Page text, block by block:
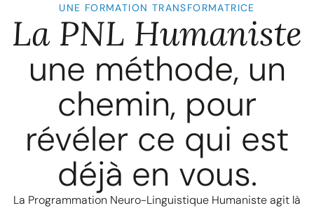
UNE FORMATION TRANSFORMATRICE
La PNL Humaniste
une méthode, un
chemin, pour
révéler ce qui est
déjà en vous.
La Programmation Neuro-Linguistique Humaniste agit là